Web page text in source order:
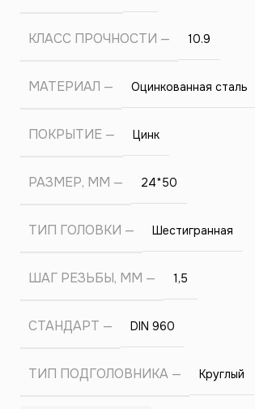
КЛАСС ПРОЧНОСТИ 10.9
МАТЕРИАЛ Оцинкованная сталь
ПОКРЫТИЕ Цинк
РАЗМЕР, ММ 24*50
ТИП ГОЛОВКИ Шестигранная
ШАГ РЕЗЬБЫ, ММ 1,5
СТАНДАРТ DIN 960
ТИП ПОДГОЛОВНИКА Круглый